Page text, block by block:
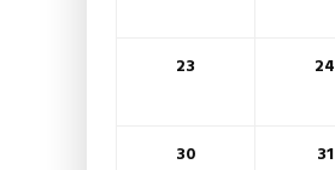
23 24
30 31